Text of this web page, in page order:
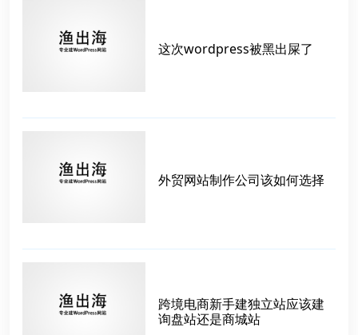
这次wordpress被黑出屎了
外贸网站制作公司该如何选择
跨境电商新手建独立站应该建
询盘站还是商城站